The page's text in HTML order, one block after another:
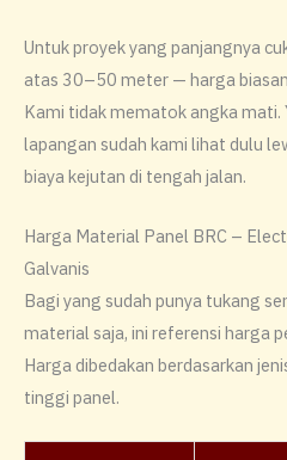
Untuk proyek yang panjangnya
atas 30–50 meter — harga
Kami tidak mematok angka mati.
lapangan sudah kami lihat dulu
biaya kejutan di tengah jalan.
Harga Material Panel BRC –
Galvanis
Bagi yang sudah punya tukang
material saja, ini referensi harga
Harga dibedakan berdasarkan
tinggi panel.